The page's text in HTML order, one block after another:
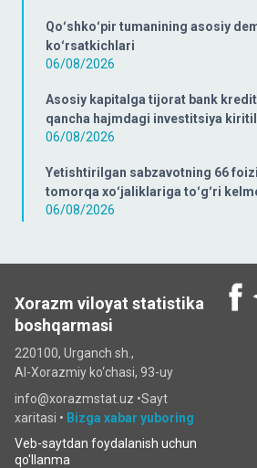
Qoʻshkoʻpir tumanining asosiy
koʻrsatkichlari
06/08/2026
Asosiy kapitalga tijorat bank
qancha hajmdagi investitsiya
06/08/2026
Yetishtirilgan sabzavotning 66
tomorqa xoʻjaliklariga toʻgʻri
06/08/2026
Xorazm viloyat statistika
boshqarmasi
220100, Urganch sh.,
Al-Xorazmiy ko‘chаsi, 93-uy
info@xorazmstat.uz •Sayt
xaritasi • Bizga xabar yuboring
Veb-saytdan foydalanish uchun
qo'llanma